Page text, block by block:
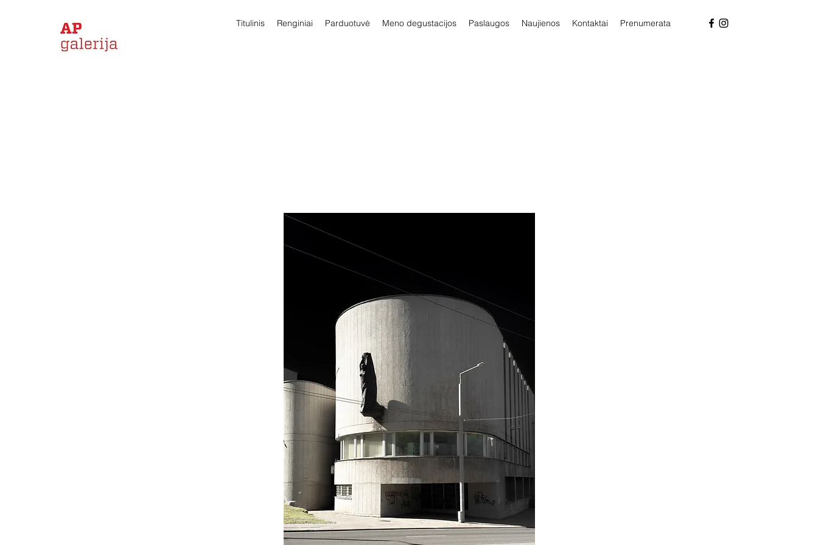
Titulinis Renginiai Parduotuvė Meno degustacijos Paslaugos Naujienos Kontaktai Prenumerata